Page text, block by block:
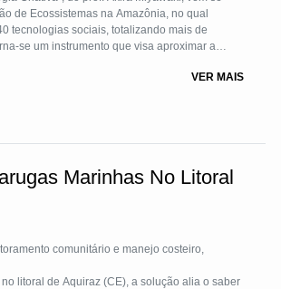
de Ecossistemas na Amazônia, no qual
tecnologias sociais, totalizando mais de
se um instrumento que visa aproximar a
da região.
VER MAIS
Marinhas No Litoral
comunitário e manejo costeiro,
litoral de Aquiraz (CE), a solução alia o saber